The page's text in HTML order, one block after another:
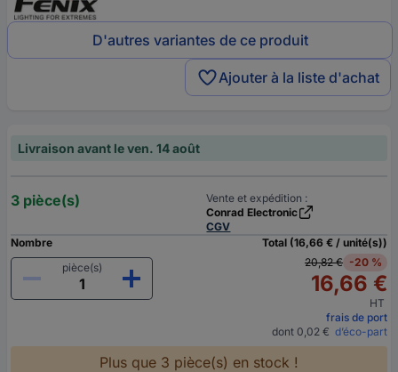
D'autres variantes de ce produit
Ajouter à la liste d'achat
Livraison avant le ven. 14 août
3 pièce(s)
Vente et expédition :
Conrad Electronic
CGV
Nombre
pièce(s)
Total (16,66 € / unité(s))
20,82 € -20 %
16,66 €
HT
frais de port
dont 0,02 € d’éco-part
Plus que 3 pièce(s) en stock !